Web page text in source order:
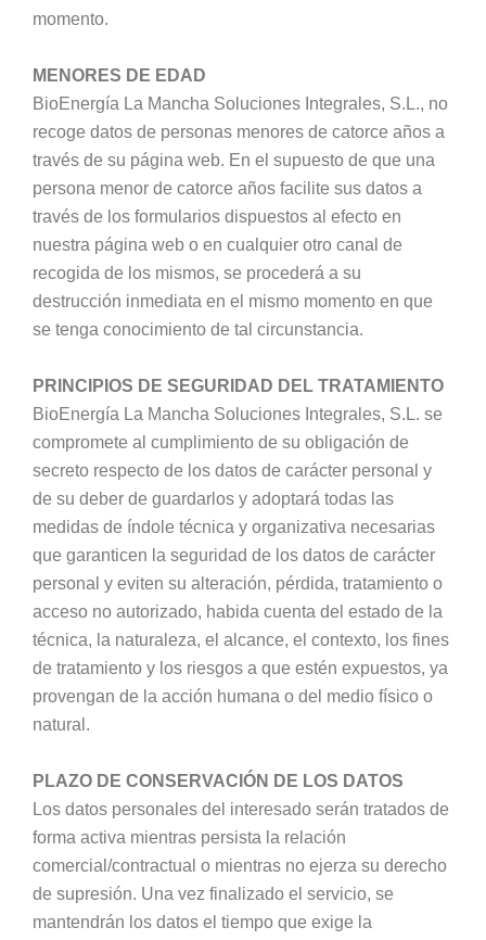
momento.
MENORES DE EDAD
BioEnergía La Mancha Soluciones Integrales, S.L., no
recoge datos de personas menores de catorce años a
través de su página web. En el supuesto de que una
persona menor de catorce años facilite sus datos a
través de los formularios dispuestos al efecto en
nuestra página web o en cualquier otro canal de
recogida de los mismos, se procederá a su
destrucción inmediata en el mismo momento en que
se tenga conocimiento de tal circunstancia.
PRINCIPIOS DE SEGURIDAD DEL TRATAMIENTO
BioEnergía La Mancha Soluciones Integrales, S.L. se
compromete al cumplimiento de su obligación de
secreto respecto de los datos de carácter personal y
de su deber de guardarlos y adoptará todas las
medidas de índole técnica y organizativa necesarias
que garanticen la seguridad de los datos de carácter
personal y eviten su alteración, pérdida, tratamiento o
acceso no autorizado, habida cuenta del estado de la
técnica, la naturaleza, el alcance, el contexto, los fines
de tratamiento y los riesgos a que estén expuestos, ya
provengan de la acción humana o del medio físico o
natural.
PLAZO DE CONSERVACIÓN DE LOS DATOS
Los datos personales del interesado serán tratados de
forma activa mientras persista la relación
comercial/contractual o mientras no ejerza su derecho
de supresión. Una vez finalizado el servicio, se
mantendrán los datos el tiempo que exige la